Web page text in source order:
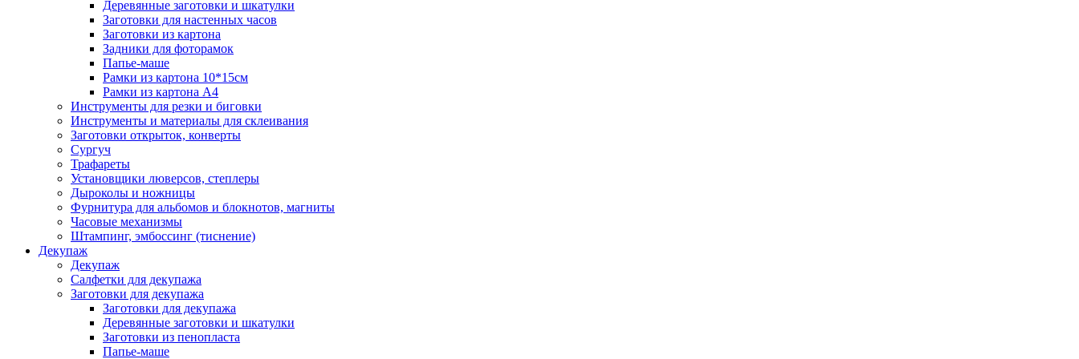
Деревянные заготовки и шкатулки
Заготовки для настенных часов
Заготовки из картона
Задники для фоторамок
Папье-маше
Рамки из картона 10*15см
Рамки из картона А4
Инструменты для резки и биговки
Инструменты и материалы для склеивания
Заготовки открыток, конверты
Сургуч
Трафареты
Установщики люверсов, степлеры
Дыроколы и ножницы
Фурнитура для альбомов и блокнотов, магниты
Часовые механизмы
Штампинг, эмбоссинг (тиснение)
Декупаж
Декупаж
Салфетки для декупажа
Заготовки для декупажа
Заготовки для декупажа
Деревянные заготовки и шкатулки
Заготовки из пенопласта
Папье-маше